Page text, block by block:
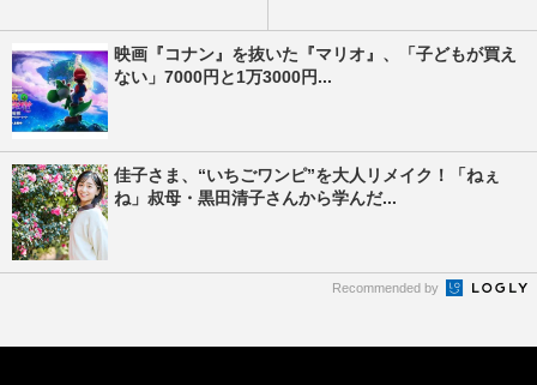
映画『コナン』を抜いた『マリオ』、「子どもが買え
ない」7000円と1万3000円...
佳子さま、“いちごワンピ”を大人リメイク！「ねぇ
ね」叔母・黒田清子さんから学んだ...
Recommended by